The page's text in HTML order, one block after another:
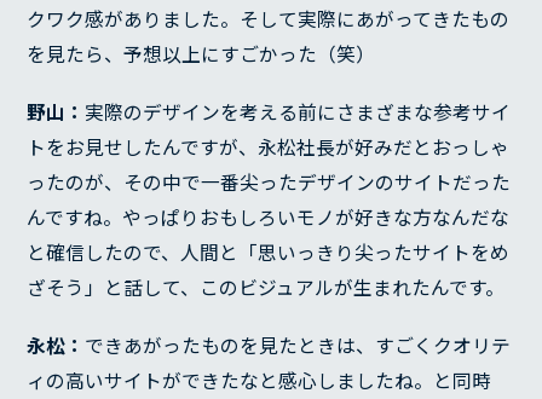
クワク感がありました。そして実際にあがってきたもの
を見たら、予想以上にすごかった（笑）
野山： 実際のデザインを考える前にさまざまな参考サイ
トをお見せしたんですが、永松社長が好みだとおっしゃ
ったのが、その中で一番尖ったデザインのサイトだった
んですね。やっぱりおもしろいモノが好きな方なんだな
と確信したので、人間と「思いっきり尖ったサイトをめ
ざそう」と話して、このビジュアルが生まれたんです。
永松： できあがったものを見たときは、すごくクオリテ
ィの高いサイトができたなと感心しましたね。と同時